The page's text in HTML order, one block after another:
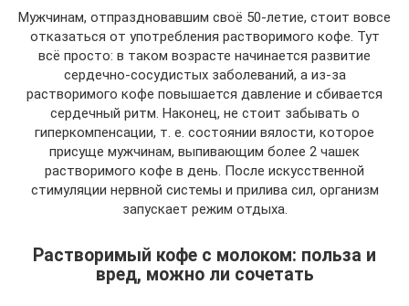
Мужчинам, отпраздновавшим своё 50-летие, стоит вовсе
отказаться от употребления растворимого кофе. Тут
всё просто: в таком возрасте начинается развитие
сердечно-сосудистых заболеваний, а из-за
растворимого кофе повышается давление и сбивается
сердечный ритм. Наконец, не стоит забывать о
гиперкомпенсации, т. е. состоянии вялости, которое
присуще мужчинам, выпивающим более 2 чашек
растворимого кофе в день. После искусственной
стимуляции нервной системы и прилива сил, организм
запускает режим отдыха.
Растворимый кофе с молоком: польза и
вред, можно ли сочетать